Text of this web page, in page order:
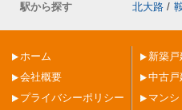
駅から探す
北大路 /
ホーム
会社概要
プライバシーポリシー
新築戸
中古戸
マンシ